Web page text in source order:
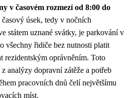
v časovém rozmezí od 8:00 do
úsek, tedy v nočních
státem uznané svátky, je parkování v
všechny řidiče bez nutnosti platit
rezidentským oprávněním. Toto
analýzy dopravní zátěže a potřeb
pracovních dnů čelí největšímu
míst.